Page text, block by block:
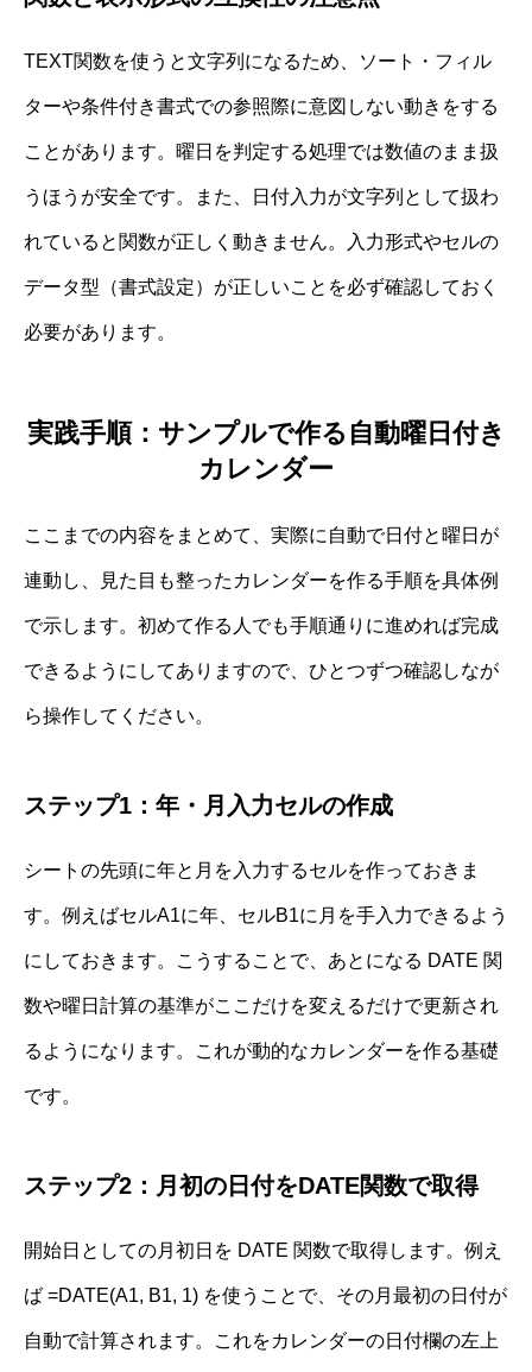
TEXT関数を使うと文字列になるため、ソート・フィル
ターや条件付き書式での参照際に意図しない動きをする
ことがあります。曜日を判定する処理では数値のまま扱
うほうが安全です。また、日付入力が文字列として扱わ
れていると関数が正しく動きません。入力形式やセルの
データ型（書式設定）が正しいことを必ず確認しておく
必要があります。
実践手順：サンプルで作る自動曜日付き
カレンダー
ここまでの内容をまとめて、実際に自動で日付と曜日が
連動し、見た目も整ったカレンダーを作る手順を具体例
で示します。初めて作る人でも手順通りに進めれば完成
できるようにしてありますので、ひとつずつ確認しなが
ら操作してください。
ステップ1：年・月入力セルの作成
シートの先頭に年と月を入力するセルを作っておきま
す。例えばセルA1に年、セルB1に月を手入力できるよう
にしておきます。こうすることで、あとになる DATE 関
数や曜日計算の基準がここだけを変えるだけで更新され
るようになります。これが動的なカレンダーを作る基礎
です。
ステップ2：月初の日付をDATE関数で取得
開始日としての月初日を DATE 関数で取得します。例え
ば =DATE(A1, B1, 1) を使うことで、その月最初の日付が
自動で計算されます。これをカレンダーの日付欄の左上